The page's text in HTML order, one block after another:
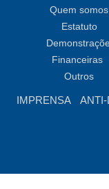
Quem somos
Estatuto
Financeiras
Outros
IMPRENSA